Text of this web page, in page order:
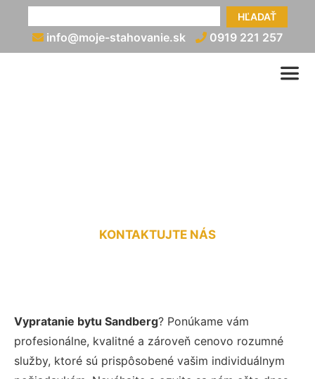
HĽADAŤ
info@moje-stahovanie.sk 0919 221 257
KONTAKTUJTE NÁS
Vypratanie bytu Sandberg? Ponúkame vám
profesionálne, kvalitné a zároveň cenovo rozumné
služby, ktoré sú prispôsobené vašim individuálnym